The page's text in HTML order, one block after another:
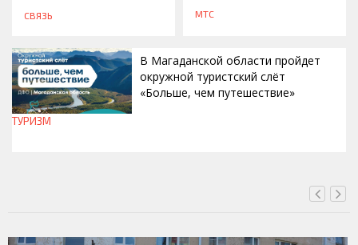
СВЯЗЬ МТС
В Магаданской области пройдет
окружной туристский слёт
«Больше, чем путешествие»
ТУРИЗМ